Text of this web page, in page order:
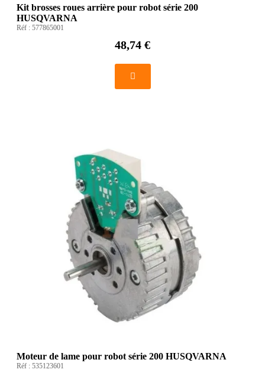
Kit brosses roues arrière pour robot série 200
HUSQVARNA
Réf : 577865001
48,74 €
Moteur de lame pour robot série 200 HUSQVARNA
Réf : 535123601